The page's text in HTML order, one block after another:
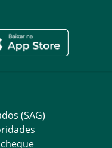
(SAG)